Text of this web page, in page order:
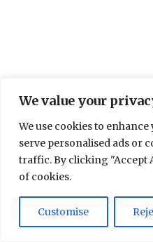
We value your
We use cookies to
serve personalised ads or
traffic. By clicking "Accept
of cookies.
Customise